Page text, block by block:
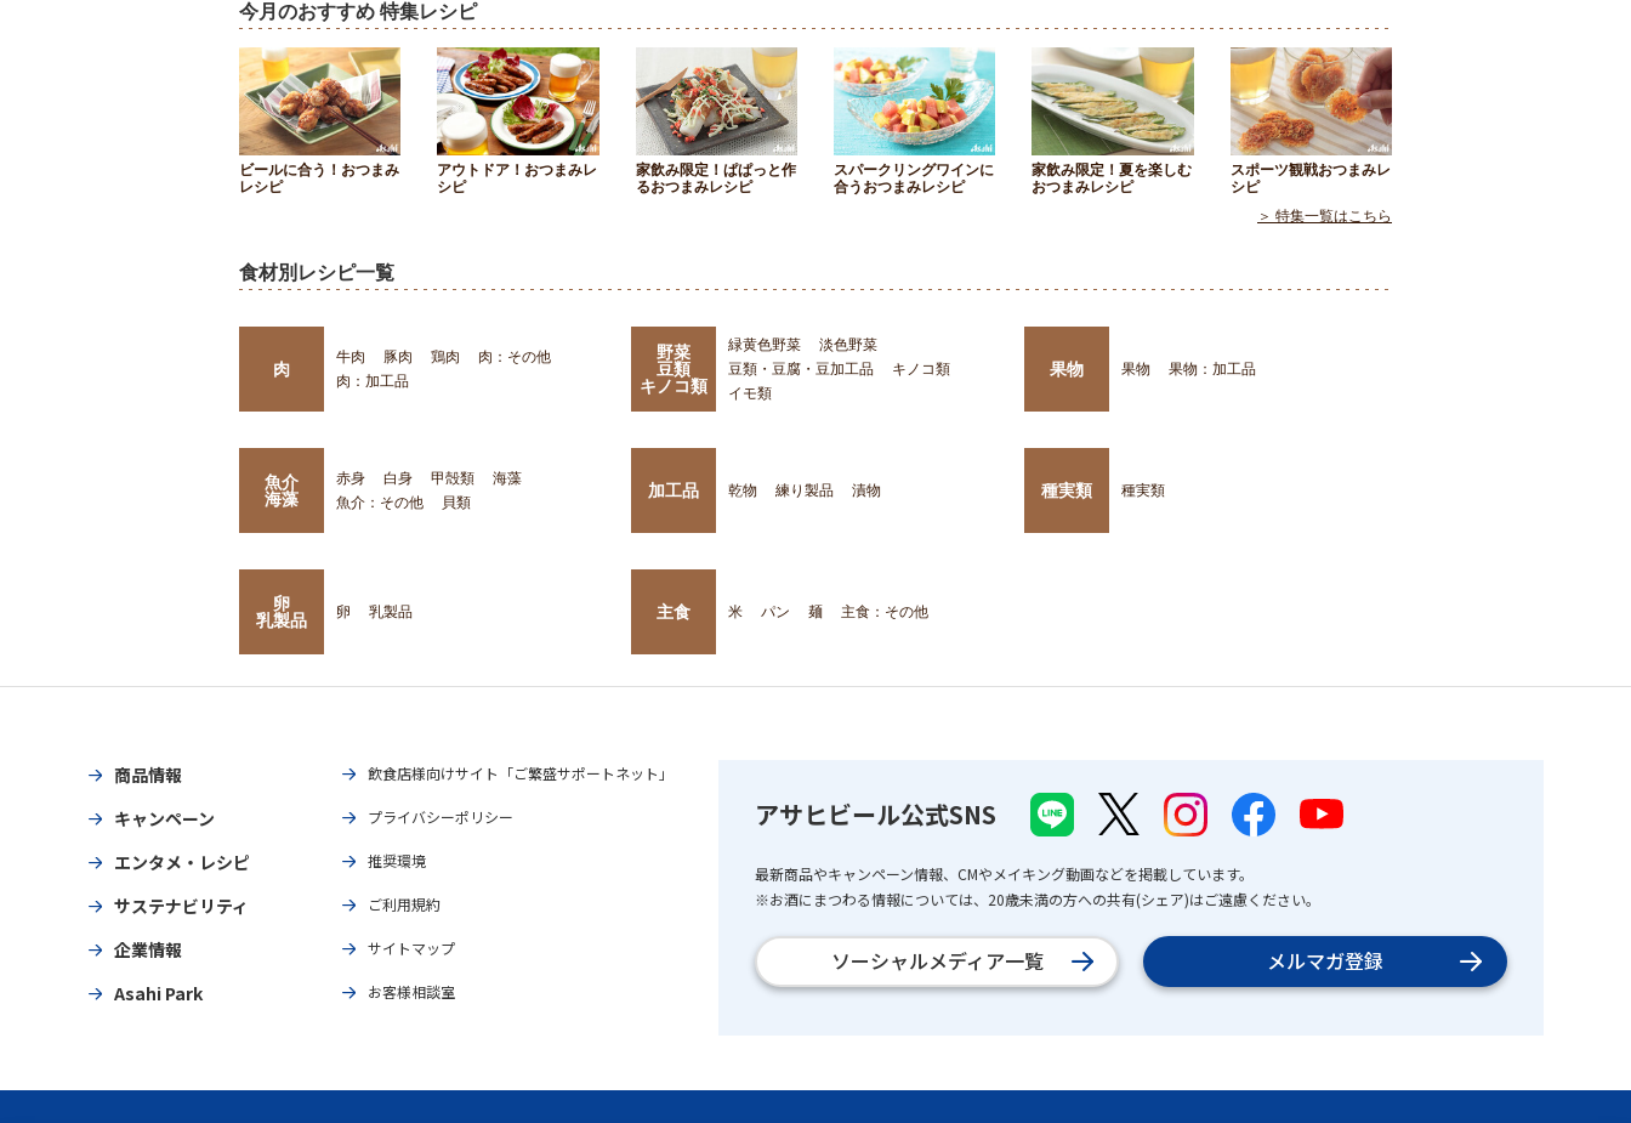
今月のおすすめ 特集レシピ
ビールに合う！おつまみ
レシピ
アウトドア！おつまみレ
シピ
家飲み限定！ぱぱっと作
るおつまみレシピ
スパークリングワインに
合うおつまみレシピ
家飲み限定！夏を楽しむ
おつまみレシピ
スポーツ観戦おつまみレ
シピ
＞ 特集一覧はこちら
食材別レシピ一覧
肉
牛肉 豚肉 鶏肉
肉：その他
肉：加工品
野菜
豆類
キノコ類
緑黄色野菜
淡色野菜
豆類・豆腐・豆加工品
キノコ類
イモ類
果物 果物 果物：加工品
魚介
海藻
赤身 白身 甲殻類
海藻
魚介：その他
貝類
加工品 乾物 練り製品 漬物 種実類 種実類
卵
乳製品
卵 乳製品 主食 米 パン 麺 主食：その他
商品情報
キャンペーン
エンタメ・レシピ
サステナビリティ
企業情報
Asahi Park
飲食店様向けサイト「ご繁盛サポートネット」
プライバシーポリシー
推奨環境
ご利用規約
サイトマップ
お客様相談室
アサヒビール公式SNS
最新商品やキャンペーン情報、CMやメイキング動画などを掲載しています。
※お酒にまつわる情報については、20歳未満の方への共有(シェア)はご遠慮ください。
ソーシャルメディア一覧 メルマガ登録